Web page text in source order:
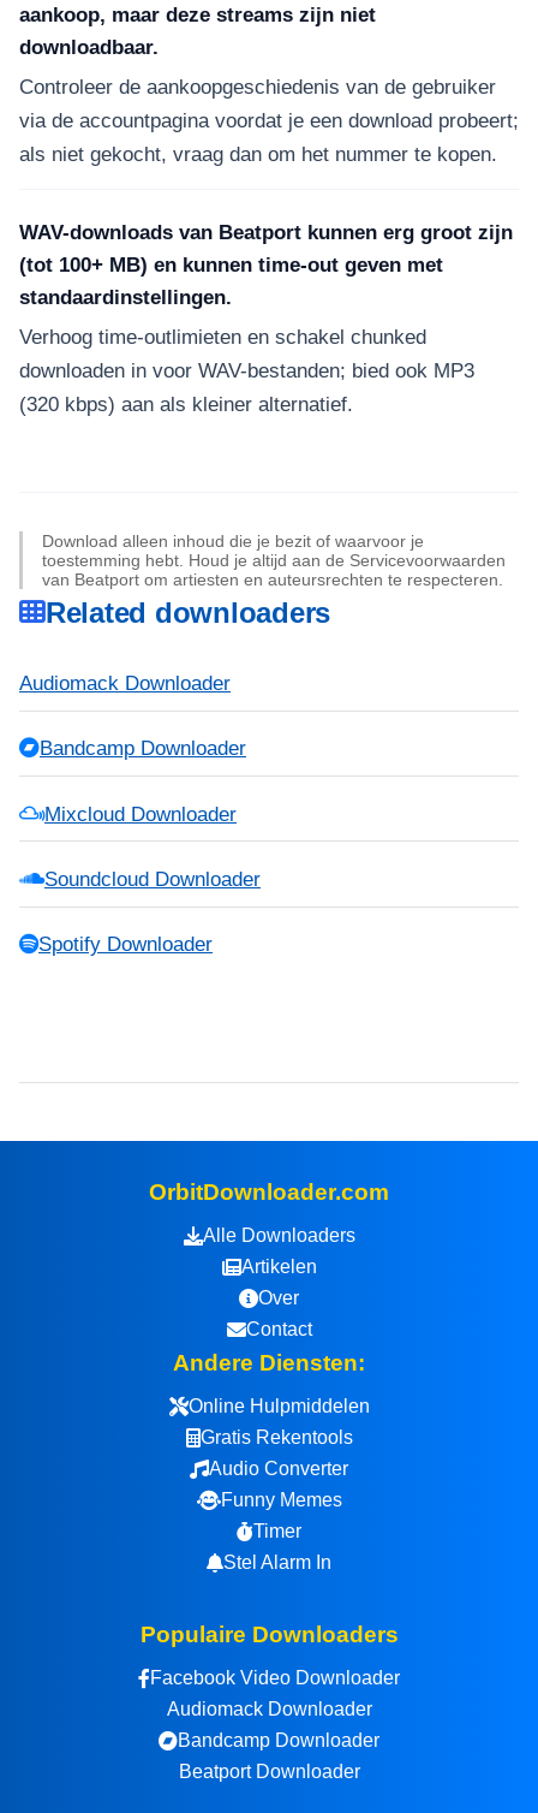
aankoop, maar deze streams zijn niet
downloadbaar.
Controleer de aankoopgeschiedenis van de gebruiker
via de accountpagina voordat je een download probeert;
als niet gekocht, vraag dan om het nummer te kopen.
WAV-downloads van Beatport kunnen erg groot zijn
(tot 100+ MB) en kunnen time-out geven met
standaardinstellingen.
Verhoog time-outlimieten en schakel chunked
downloaden in voor WAV-bestanden; bied ook MP3
(320 kbps) aan als kleiner alternatief.
Download alleen inhoud die je bezit of waarvoor je
toestemming hebt. Houd je altijd aan de Servicevoorwaarden
van Beatport om artiesten en auteursrechten te respecteren.
Related downloaders
Audiomack Downloader
Bandcamp Downloader
Mixcloud Downloader
Soundcloud Downloader
Spotify Downloader
OrbitDownloader.com
Alle Downloaders
Artikelen
Over
Contact
Andere Diensten:
Online Hulpmiddelen
Gratis Rekentools
Audio Converter
Funny Memes
Timer
Stel Alarm In
Populaire Downloaders
Facebook Video Downloader
Audiomack Downloader
Bandcamp Downloader
Beatport Downloader